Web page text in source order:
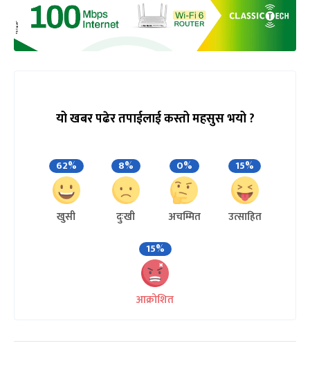
यो खबर पढेर तपाईलाई कस्तो महसुस भयो ?
62%
खुसी
8%
दुःखी
0%
अचम्मित
15%
उत्साहित
15%
आक्रोशित